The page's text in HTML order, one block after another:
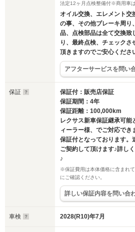
法定12ヶ月点検整備付※商用車
オイル交換、エレメント交
の事、その他ブレーキ周り
品、点検部品は全て交換致
り、最終点検、チェックさ
頂きますのでご安心くださ
アフターサービスを問い
保証
保証付：販売店保証
保証期間：4年
保証距離：100,000km
レクサス新車保証継承可
ィーラー様、でご対応で
保証付となっております。
ご契約して頂けます♪詳し
♪
※保証費用は本体価格に含まれ
にご確認ください。
詳しい保証内容を問い合
車検 2028(R10)年7月